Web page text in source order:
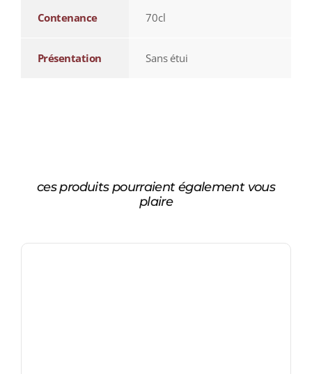
Contenance 70cl
Présentation Sans étui
ces produits pourraient également vous
plaire